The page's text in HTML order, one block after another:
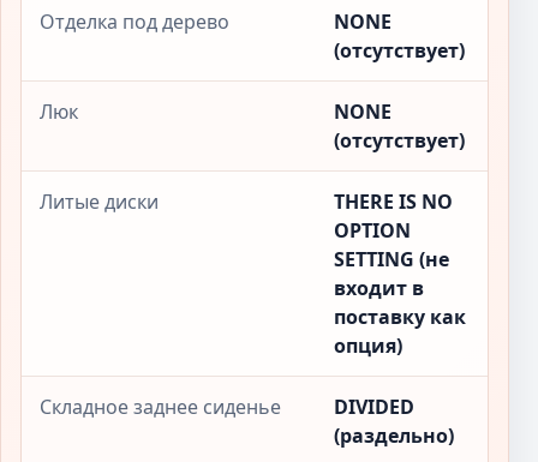
Отделка под дерево
NONE
(отсутствует)
Люк
NONE
(отсутствует)
Литые диски
THERE IS NO
OPTION
SETTING (не
входит в
поставку как
опция)
Складное заднее сиденье
DIVIDED
(раздельно)